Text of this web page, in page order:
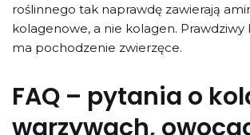
roślinnego tak naprawdę zawierają
kolagenowe, a nie kolagen. Prawdziwy
ma pochodzenie zwierzęce.
FAQ – pytania o
warzywach,